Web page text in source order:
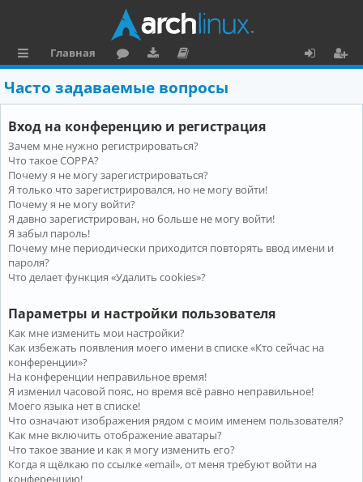
ы
л
к
и
Главная
ру
м
ру
зк
и
ку
м
е
н
та
ц
и
я
о
и
Часто задаваемые вопросы
Вход на конференцию и регистрация
Зачем мне нужно регистрироваться?
Что такое COPPA?
Почему я не могу зарегистрироваться?
Я только что зарегистрировался, но не могу войти!
Почему я не могу войти?
Я давно зарегистрирован, но больше не могу войти!
Я забыл пароль!
Почему мне периодически приходится повторять ввод имени и
пароля?
Что делает функция «Удалить cookies»?
Параметры и настройки пользователя
Как мне изменить мои настройки?
Как избежать появления моего имени в списке «Кто сейчас на
конференции»?
На конференции неправильное время!
Я изменил часовой пояс, но время всё равно неправильное!
Моего языка нет в списке!
Что означают изображения рядом с моим именем пользователя?
Как мне включить отображение аватары?
Что такое звание и как я могу изменить его?
Когда я щёлкаю по ссылке «email», от меня требуют войти на
конференцию!